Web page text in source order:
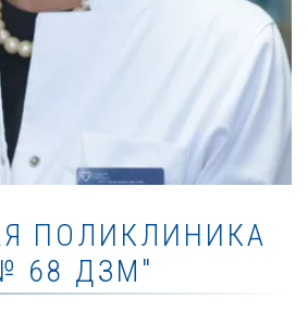
ПОЛИКЛИНИКА
68 ДЗМ"